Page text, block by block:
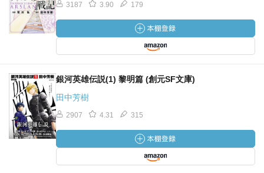
3187 3.90 179
銀河英雄伝説(1) 黎明篇 (創元SF文庫)
田中芳樹
2907 4.31 315